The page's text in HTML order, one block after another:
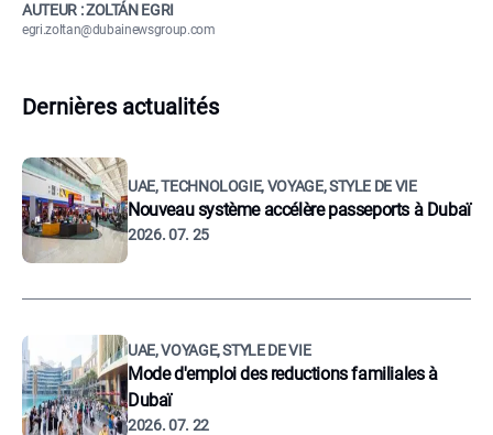
AUTEUR : ZOLTÁN EGRI
egri.zoltan@dubainewsgroup.com
Dernières actualités
UAE, TECHNOLOGIE, VOYAGE, STYLE DE VIE
Nouveau système accélère passeports à Dubaï
2026. 07. 25
UAE, VOYAGE, STYLE DE VIE
Mode d'emploi des reductions familiales à
Dubaï
2026. 07. 22